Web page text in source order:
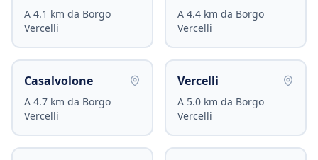
A 4.1 km da Borgo
Vercelli
A 4.4 km da Borgo
Vercelli
Casalvolone
A 4.7 km da Borgo
Vercelli
Vercelli
A 5.0 km da Borgo
Vercelli